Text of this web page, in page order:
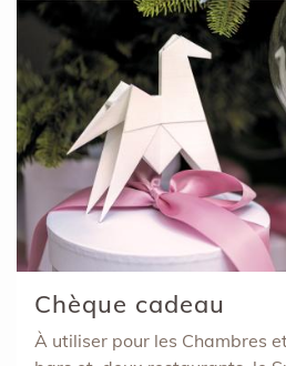
Chèque cadeau
À utiliser pour les Chambres